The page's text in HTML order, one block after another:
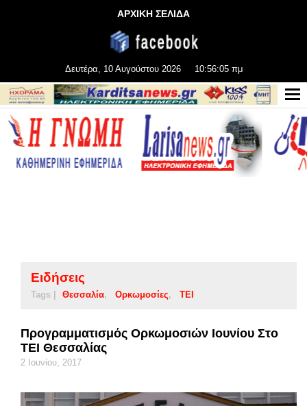
ΑΡΧΙΚΗ ΣΕΛΙΔΑ
Δευτέρα, 10 Αυγούστου 2026 10:56:05 πμ
Ειδήσεις
Tags | Θεσσαλία Ορκωμοσίες ΤΕΙ
Προγραμματισμός Ορκωμοσιών Ιουνίου Στο
ΤΕΙ Θεσσαλίας
2 Ιουνίου, 2017